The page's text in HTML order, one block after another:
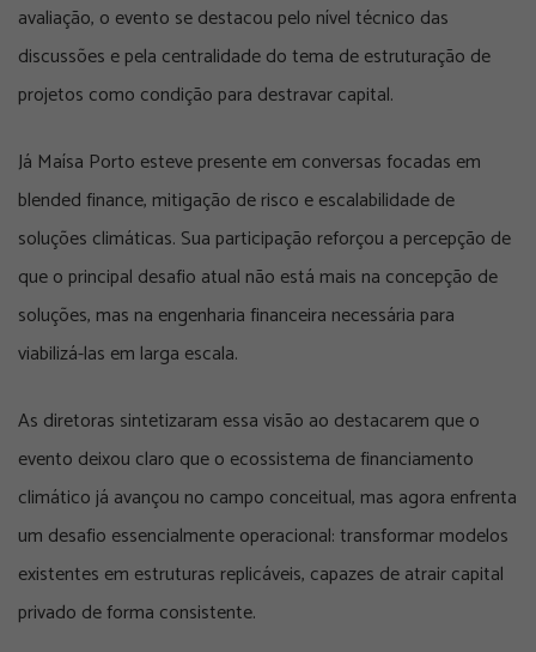
avaliação, o evento se destacou pelo nível técnico das
discussões e pela centralidade do tema de estruturação de
projetos como condição para destravar capital.
Já Maísa Porto esteve presente em conversas focadas em
blended finance, mitigação de risco e escalabilidade de
soluções climáticas. Sua participação reforçou a percepção de
que o principal desafio atual não está mais na concepção de
soluções, mas na engenharia financeira necessária para
viabilizá-las em larga escala.
As diretoras sintetizaram essa visão ao destacarem que o
evento deixou claro que o ecossistema de financiamento
climático já avançou no campo conceitual, mas agora enfrenta
um desafio essencialmente operacional: transformar modelos
existentes em estruturas replicáveis, capazes de atrair capital
privado de forma consistente.